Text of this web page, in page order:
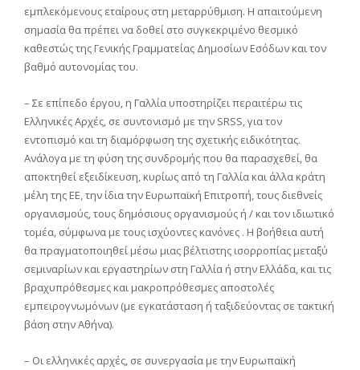
εμπλεκόμενους εταίρους στη μεταρρύθμιση. Η απαιτούμενη
σημασία θα πρέπει να δοθεί στο συγκεκριμένο θεσμικό
καθεστώς της Γενικής Γραμματείας Δημοσίων Εσόδων και τον
βαθμό αυτονομίας του.
– Σε επίπεδο έργου, η Γαλλία υποστηρίζει περαιτέρω τις
Ελληνικές Αρχές, σε συντονισμό με την SRSS, για τον
εντοπισμό και τη διαμόρφωση της σχετικής ειδικότητας.
Ανάλογα με τη φύση της συνδρομής που θα παρασχεθεί, θα
αποκτηθεί εξειδίκευση, κυρίως από τη Γαλλία και άλλα κράτη
μέλη της ΕΕ, την ίδια την Ευρωπαϊκή Επιτροπή, τους διεθνείς
οργανισμούς, τους δημόσιους οργανισμούς ή / και τον ιδιωτικό
τομέα, σύμφωνα με τους ισχύοντες κανόνες . Η βοήθεια αυτή
θα πραγματοποιηθεί μέσω μιας βέλτιστης ισορροπίας μεταξύ
σεμιναρίων και εργαστηρίων στη Γαλλία ή στην Ελλάδα, και τις
βραχυπρόθεσμες και μακροπρόθεσμες αποστολές
εμπειρογνωμόνων (με εγκατάσταση ή ταξιδεύοντας σε τακτική
βάση στην Αθήνα).
– Οι ελληνικές αρχές, σε συνεργασία με την Ευρωπαϊκή